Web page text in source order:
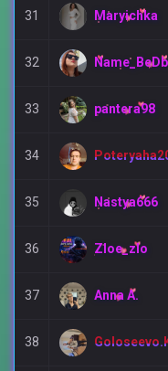
31 Maryichka
32
33 pantera98
34
35 Nastya666
36 Zloe_zlo
37 Anna A.
38